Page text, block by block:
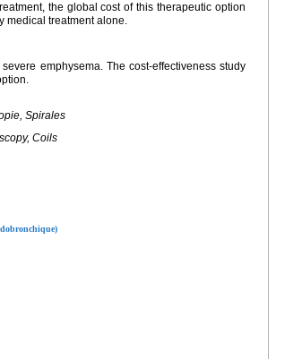
the global cost of this therapeutic option
medical treatment alone.
emphysema. The cost-effectiveness study
Spirales
Coils